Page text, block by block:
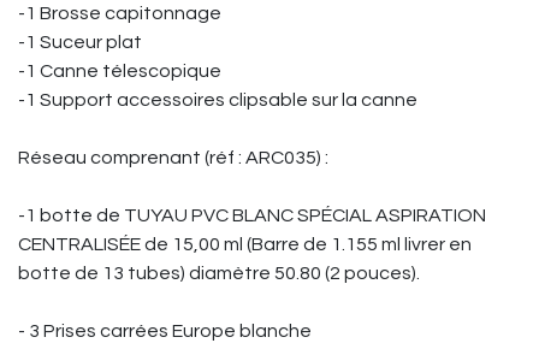
-1 Brosse capitonnage
-1 Suceur plat
-1 Canne télescopique
-1 Support accessoires clipsable sur la canne
Réseau comprenant (réf : ARC035) :
-1 botte de TUYAU PVC BLANC SPÉCIAL ASPIRATION
CENTRALISÉE de 15,00 ml (Barre de 1.155 ml livrer en
botte de 13 tubes) diamètre 50.80 (2 pouces).
- 3 Prises carrées Europe blanche